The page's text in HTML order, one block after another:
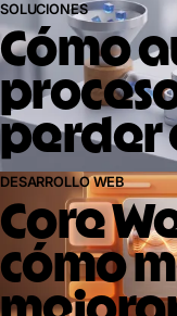
SOLUCIONES
Cómo
perder
DESARROLLO WEB
Core
cómo